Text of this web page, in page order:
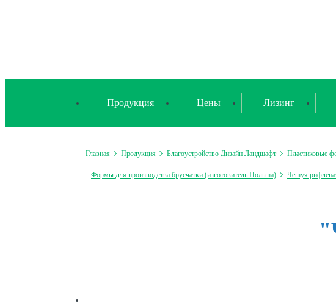
Продукция Цены Лизинг
Главная Продукция Благоустройство Дизайн Ландшафт Пластиковые
Формы для производства брусчатки (изготовитель Польша) Чешуя